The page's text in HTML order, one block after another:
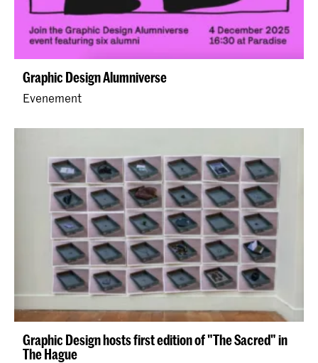
Graphic Design Alumniverse
Evenement
Graphic Design hosts first edition of "The Sacred" in
The Hague